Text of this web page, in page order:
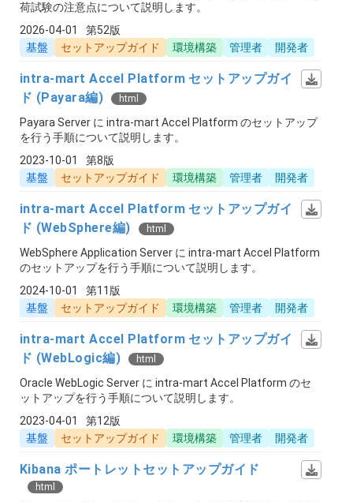
荷試験の注意点について説明します。
2026-04-01
第52版
基盤
セットアップガイド 環境構築 管理者 開発者
intra-mart Accel Platform セットアップガイ
ド (Payara編)
html
Payara Server に intra-mart Accel Platform のセットアップ
を行う手順について説明します。
2023-10-01
第8版
基盤
セットアップガイド 環境構築 管理者 開発者
intra-mart Accel Platform セットアップガイ
ド (WebSphere編)
html
WebSphere Application Server に intra-mart Accel Platform
のセットアップを行う手順について説明します。
2024-10-01
第11版
基盤
セットアップガイド 環境構築 管理者 開発者
intra-mart Accel Platform セットアップガイ
ド (WebLogic編)
html
Oracle WebLogic Server に intra-mart Accel Platform のセ
ットアップを行う手順について説明します。
2023-04-01
第12版
基盤
セットアップガイド 環境構築 管理者 開発者
Kibana ポートレットセットアップガイド
html